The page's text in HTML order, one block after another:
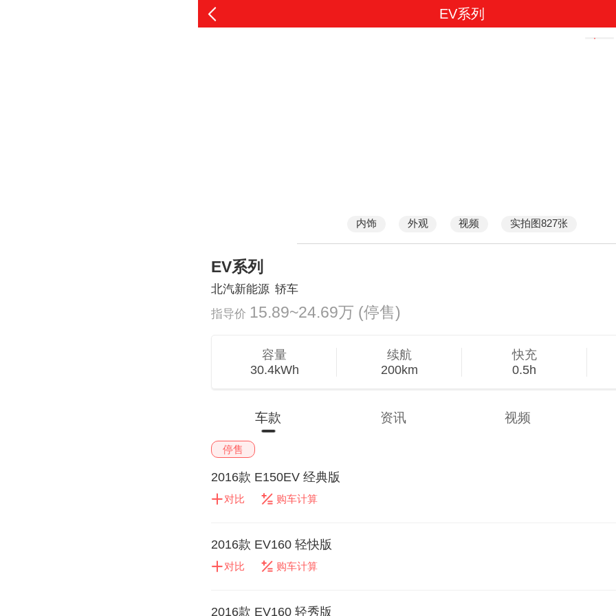
EV系列
内饰 外观 视频 实拍图827张
EV系列
北汽新能源 轿车
指导价 15.89~24.69万 (停售)
容量
30.4kWh
续航
200km
快充
0.5h
车款 资讯 视频
停售
2016款 E150EV 经典版
对比 购车计算
2016款 EV160 轻快版
对比 购车计算
2016款 EV160 轻秀版